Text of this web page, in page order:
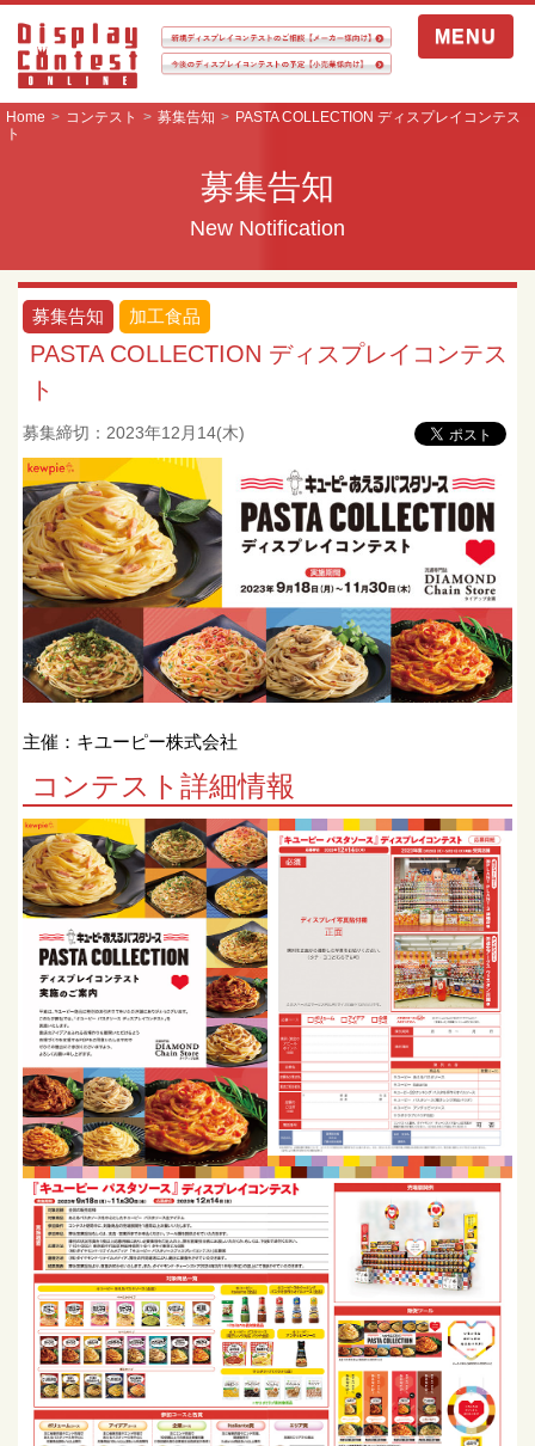
MENU
Home コンテスト 募集告知
PASTA COLLECTION ディスプレイコンテス
ト
募集告知
New Notification
募集告知 加工食品
PASTA COLLECTION ディスプレイコンテス
ト
募集締切：2023年12月14(木)
主催：キユーピー株式会社
コンテスト詳細情報